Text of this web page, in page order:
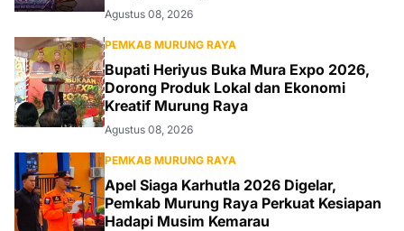
Agustus 08, 2026
PEMKAB MURUNG RAYA
Bupati Heriyus Buka Mura Expo 2026,
Dorong Produk Lokal dan Ekonomi
Kreatif Murung Raya
Agustus 08, 2026
PEMKAB MURUNG RAYA
Apel Siaga Karhutla 2026 Digelar,
Pemkab Murung Raya Perkuat Kesiapan
Hadapi Musim Kemarau